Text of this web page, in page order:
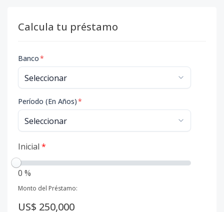
Calcula tu préstamo
Banco*
Período (En Años)*
Inicial *
0 %
Monto del Préstamo:
US$ 250,000